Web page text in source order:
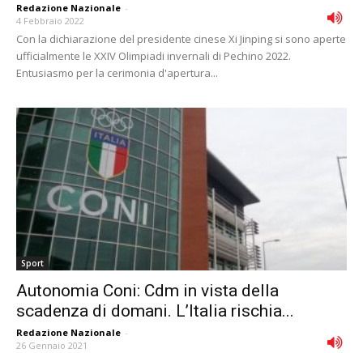
Redazione Nazionale -
4 Febbraio 2022
Con la dichiarazione del presidente cinese Xi Jinping si sono aperte
ufficialmente le XXIV Olimpiadi invernali di Pechino 2022.
Entusiasmo per la cerimonia d'apertura...
Sport
Autonomia Coni: Cdm in vista della
scadenza di domani. L’Italia rischia...
Redazione Nazionale -
26 Gennaio 2021